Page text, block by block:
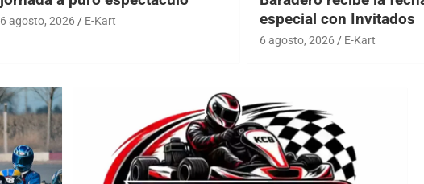
6 agosto, 2026 E-Kart
especial con Invitados
6 agosto, 2026 E-Kart